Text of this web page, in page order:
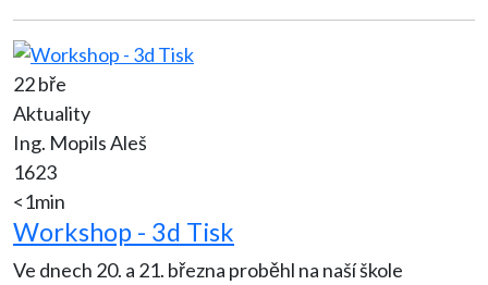
22 bře
Aktuality
Ing. Mopils Aleš
1623
<1min
Workshop - 3d Tisk
Ve dnech 20. a 21. března proběhl na naší škole